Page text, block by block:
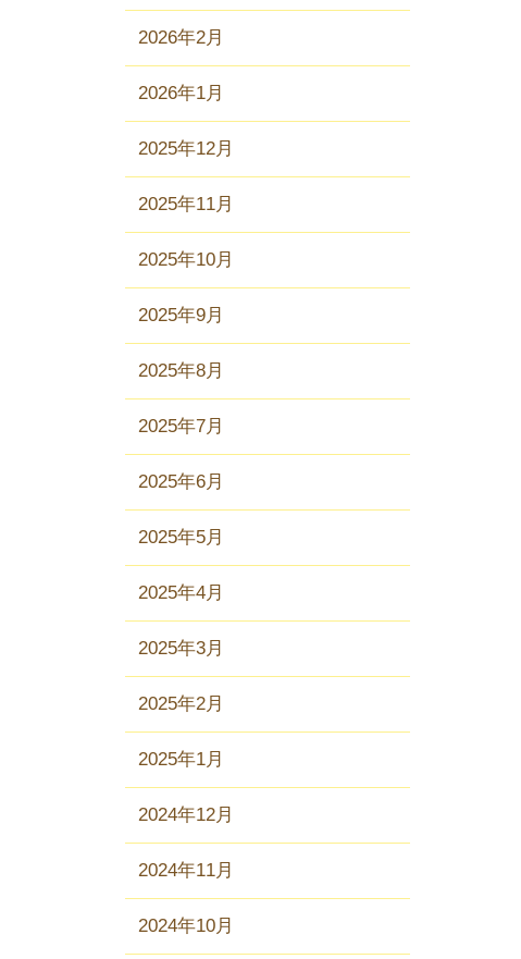
2026年2月
2026年1月
2025年12月
2025年11月
2025年10月
2025年9月
2025年8月
2025年7月
2025年6月
2025年5月
2025年4月
2025年3月
2025年2月
2025年1月
2024年12月
2024年11月
2024年10月